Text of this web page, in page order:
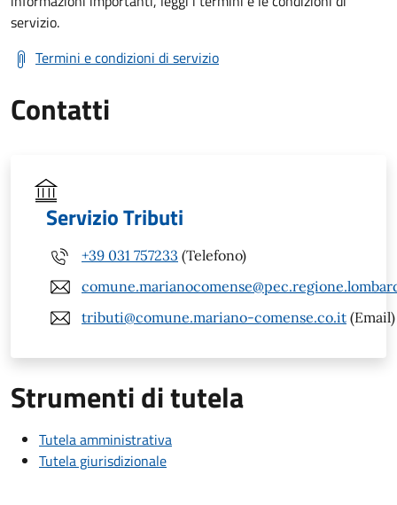
servizio.
Termini e condizioni di servizio
Contatti
Servizio Tributi
+39 031 757233 (Telefono)
tributi@comune.mariano-comense.co.it (Email)
Strumenti di tutela
Tutela amministrativa
Tutela giurisdizionale